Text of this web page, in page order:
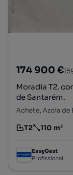
174 900 €
Moradia T2,
de Santarém.
Tipologia
T2
Preço por metro
110 m²
EasyGest
Profissional